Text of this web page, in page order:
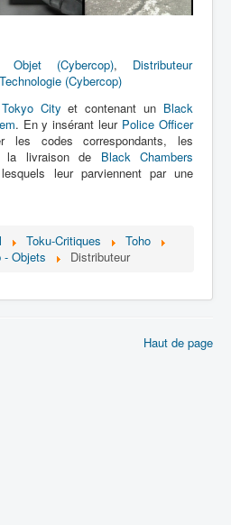
Cybercop (電脳 警
プ) = Police
Cybercop
Objet (Cybercop), Distributeur
Technologie (Cybercop)
Tokyo City et contenant un Black
. En y insérant leur Police Officer
les codes correspondants, les
la livraison de Black Chambers
leur parviennent par une
Toku-Critiques
Toho
- Objets Distributeur
Haut de page